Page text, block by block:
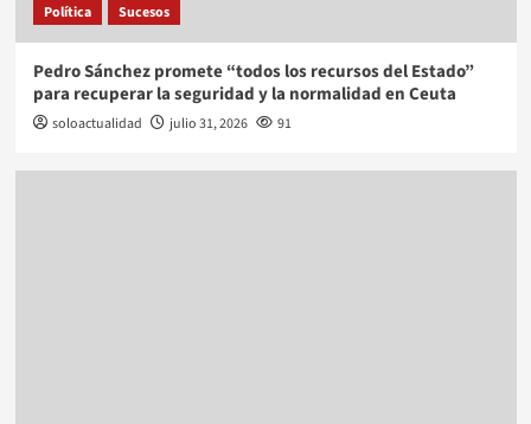
Política Sucesos
Pedro Sánchez promete “todos los recursos del Estado”
para recuperar la seguridad y la normalidad en Ceuta
soloactualidad julio 31, 2026 91